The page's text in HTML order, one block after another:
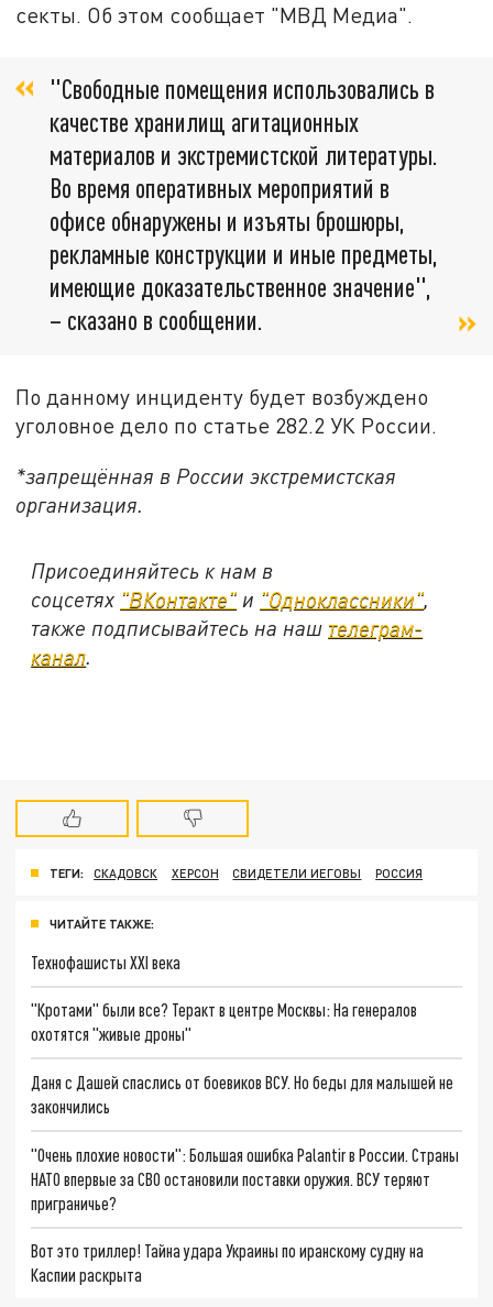
секты. Об этом сообщает "МВД Медиа".
"Свободные помещения использовались в
качестве хранилищ агитационных
материалов и экстремистской литературы.
Во время оперативных мероприятий в
офисе обнаружены и изъяты брошюры,
рекламные конструкции и иные предметы,
имеющие доказательственное значение",
– сказано в сообщении.
По данному инциденту будет возбуждено
уголовное дело по статье 282.2 УК России.
*запрещённая в России экстремистская
организация.
Присоединяйтесь к нам в
соцсетях "ВКонтакте" и "Одноклассники",
также подписывайтесь на наш телеграм-
канал.
ТЕГИ: СКАДОВСК ХЕРСОН СВИДЕТЕЛИ ИЕГОВЫ РОССИЯ
ЧИТАЙТЕ ТАКЖЕ:
Технофашисты XXI века
"Кротами" были все? Теракт в центре Москвы: На генералов
охотятся "живые дроны"
Даня с Дашей спаслись от боевиков ВСУ. Но беды для малышей не
закончились
"Очень плохие новости": Большая ошибка Palantir в России. Страны
НАТО впервые за СВО остановили поставки оружия. ВСУ теряют
приграничье?
Вот это триллер! Тайна удара Украины по иранскому судну на
Каспии раскрыта